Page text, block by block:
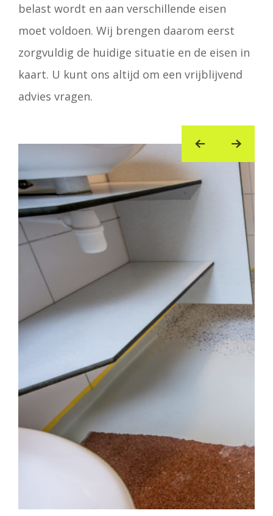
belast wordt en aan verschillende eisen
moet voldoen. Wij brengen daarom eerst
zorgvuldig de huidige situatie en de eisen in
kaart. U kunt ons altijd om een vrijblijvend
advies vragen.